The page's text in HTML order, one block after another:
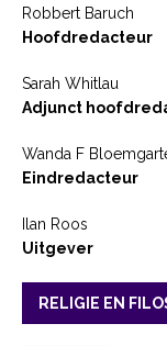
Robbert Baruch
Hoofdredacteur
Sarah Whitlau
Adjunct
Wanda F
Eindredacteur
Ilan Roos
Uitgever
RELIGIE EN